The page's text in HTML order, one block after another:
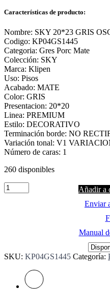
$154.000.$92.401.
Características de producto:
Nombre: SKY 20*23 GRIS
Codigo: KP04GS1445
Categoria: Gres Porc Mate
Colección: SKY
Marca: Klipen
Uso: Pisos
Acabado: MATE
Color: GRIS
Presentacion: 20*20
Linea: PREMIUM
Estilo: DECORATIVO
Terminación borde: NO
Variación tonal: V1
Número de caras: 1
260 disponibles
Quantity
Añadir a
Enviar
Manual
SKU: KP04GS1445 Categoría: